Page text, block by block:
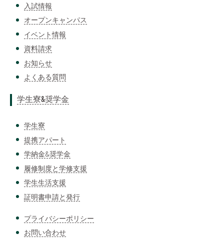
入試情報
オープンキャンパス
イベント情報
資料請求
お知らせ
よくある質問
学生寮&奨学金
学生寮
提携アパート
学納金&奨学金
履修制度と学修支援
学生生活支援
証明書申請と発行
プライバシーポリシー
お問い合わせ